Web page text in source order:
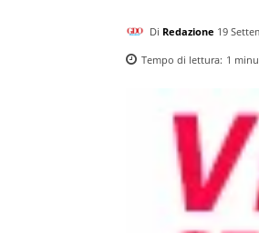
Di Redazione 19
Tempo di lettura: 1